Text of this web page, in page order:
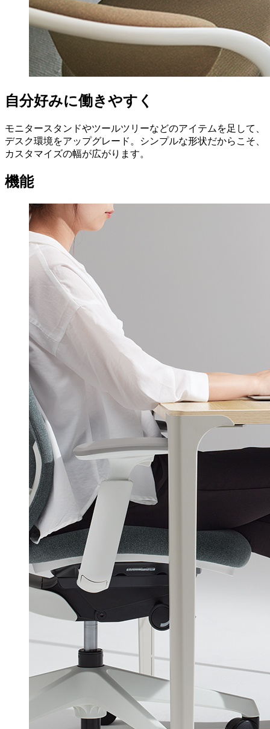
自分好みに働きやすく
モニタースタンドやツールツリーなどのアイテムを足して、
デスク環境をアップグレード。シンプルな形状だからこそ、
カスタマイズの幅が広がります。
機能